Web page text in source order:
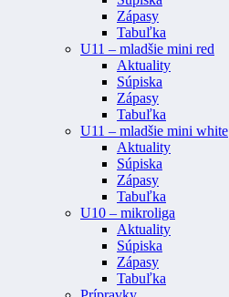
Zápasy
Tabuľka
U11 – mladšie mini red
Aktuality
Súpiska
Zápasy
Tabuľka
U11 – mladšie mini white
Aktuality
Súpiska
Zápasy
Tabuľka
U10 – mikroliga
Aktuality
Súpiska
Zápasy
Tabuľka